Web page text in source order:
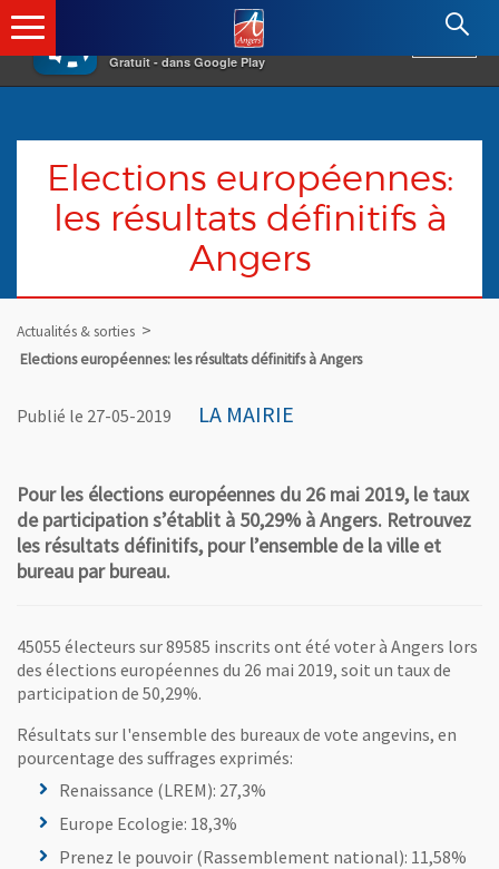
×
Gratuit - dans Google Play
Angers.fr : Retour à l'accueil
Elections européennes:
les résultats définitifs à
Angers
Actualités & sorties
Elections européennes: les résultats définitifs à Angers
Publié le 27-05-2019 LA MAIRIE
Pour les élections européennes du 26 mai 2019, le taux
de participation s’établit à 50,29% à Angers. Retrouvez
les résultats définitifs, pour l’ensemble de la ville et
bureau par bureau.
45055 électeurs sur 89585 inscrits ont été voter à Angers lors
des élections européennes du 26 mai 2019, soit un taux de
participation de 50,29%.
Résultats sur l'ensemble des bureaux de vote angevins, en
pourcentage des suffrages exprimés:
Renaissance (LREM): 27,3%
Europe Ecologie: 18,3%
Prenez le pouvoir (Rassemblement national): 11,58%